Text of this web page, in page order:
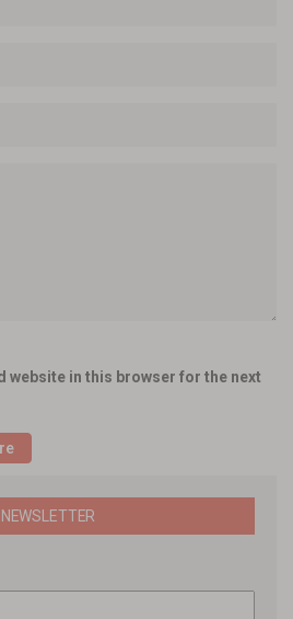
website in this browser for the next
NEWSLETTER